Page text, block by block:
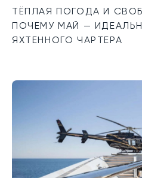
ТЁПЛАЯ ПОГОДА И
ПОЧЕМУ МАЙ —
ЯХТЕННОГО ЧАРТЕРА